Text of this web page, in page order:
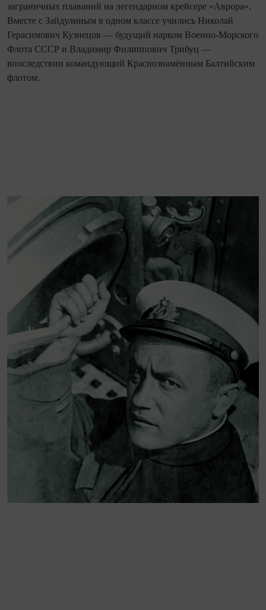
заграничных плаваний на легендарном крейсере «Аврора».
Вместе с Зайдулиным в одном классе учились Николай
Герасимович Кузнецов — будущий нарком Военно-Морского
Флота СССР и Владимир Филиппович Трибуц —
впоследствии командующий Краснознамённым Балтийским
флотом.